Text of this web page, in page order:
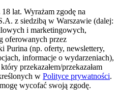
lat. Wyrażam zgodę na
z siedzibą w Warszawie (dalej:
i marketingowych,
oferowanych przez
Purina (np. oferty, newslettery,
informacje o wydarzeniach),
przekazałem/przekazałam
w Polityce prywatności.
wycofać swoją zgodę.